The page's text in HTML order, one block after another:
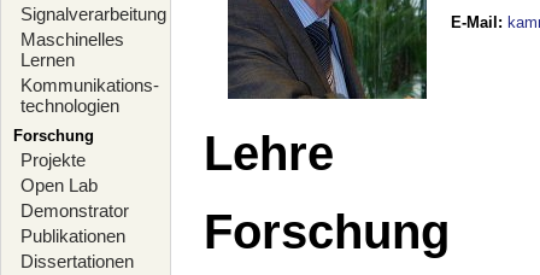
Signalverarbeitung
Maschinelles
Lernen
Kommunikations-
technologien
Forschung
Projekte
Open Lab
Demonstrator
Publikationen
Dissertationen
E-Mail :
Lehre
Forschung